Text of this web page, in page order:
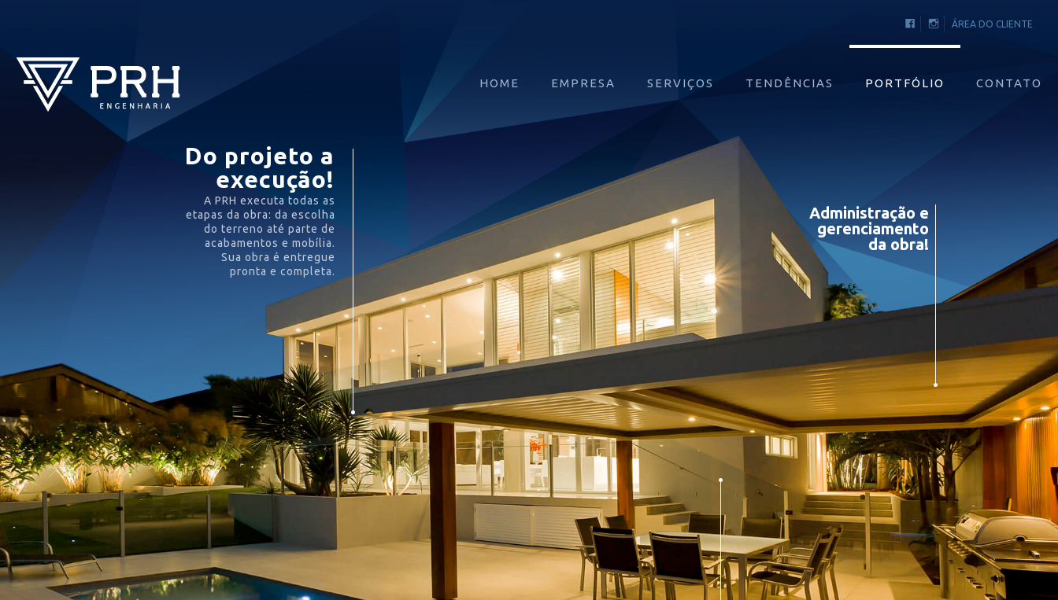
FACEBOOKINSTAGRAM
ÁREA DO CLIENTE
HOME EMPRESA SERVIÇOS TENDÊNCIAS PORTFÓLIO CONTATO
Do projeto a
execução!
A PRH executa todas as
etapas da obra: da escolha
do terreno até parte de
acabamentos e mobília.
Sua obra é entregue
pronta e completa.
Administração e
gerenciamento
da obra!